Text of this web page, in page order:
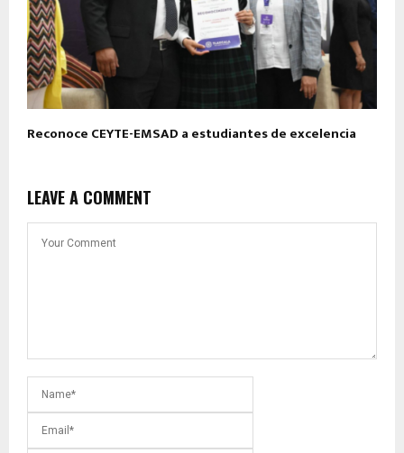
Reconoce CEYTE-EMSAD a estudiantes de excelencia
LEAVE A COMMENT